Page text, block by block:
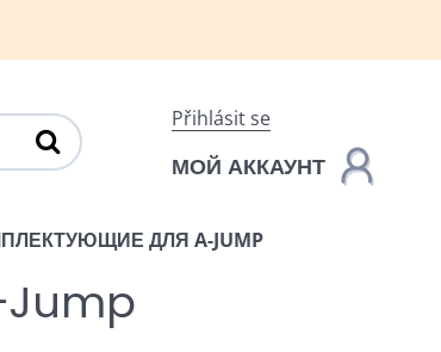
Přihlásit se
МОЙ АККАУНТ
ДЛЯ A-JUMP
Jump